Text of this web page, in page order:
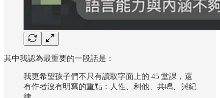
其中我認為最重要的一段話是：
我更希望孩子們不只有讀取字面上的 45 堂課，還
有作者沒有明寫的重點：人性、利他、共鳴、與紀